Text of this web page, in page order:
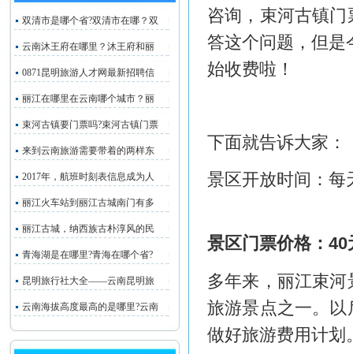
双清市是哪个省?双清市在哪？双
云南沐王府在哪里？沐王府和丽
0871昆明旅游人才网最新招聘信
丽江在哪里在云南哪个城市？丽
束河古镇要门票吗?束河古镇门票
来到云南旅游需要带着的两样东
2017年，航班时刻表信息成为人
丽江火车站到丽江古城南门有多
丽江古城，纳西族古朴淳风的民
青海湖是在哪里?青海在哪个省?
昆明旅行社大全——云南昆明旅
云南海拔高度最高的是哪里?云南
咨询，束河古镇门
答这个问题，但是
始收费啦！
下面就告诉大家：
景区开放时间：
景区门票价格：40
多年来，丽江束
旅游景点之一。
做好旅游费用计划